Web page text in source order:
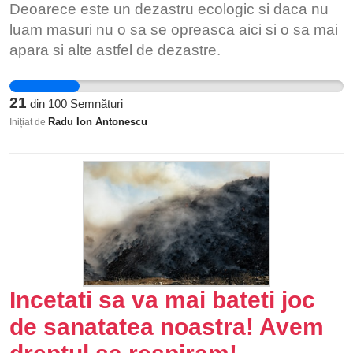
atenție și scăderea stimei de sine la copii. • Copiii
sunt expuși la provocări periculoase, conținut
sexualizat sau violent, fără filtre eficiente.
Deoarece este un dezastru ecologic si daca nu
luam masuri nu o sa se opreasca aici si o sa mai
apara si alte astfel de dezastre.
21 din 100 Semnături
Inițiat de Radu Ion Antonescu
Incetati sa va mai bateti joc
de sanatatea noastra! Avem